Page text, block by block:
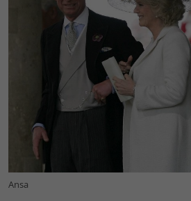
Ansa